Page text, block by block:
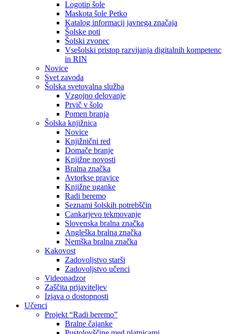
Logotip šole
Maskota šole Petko
Katalog informacij javnega značaja
Šolske poti
Šolski zvonec
Vsešolski pristop razvijanja digitalnih kompetenc
in RIN
Novice
Svet zavoda
Šolska svetovalna služba
Vzgojno delovanje
Prvič v šolo
Pomen branja
Šolska knjižnica
Novice
Knjižnični red
Domače branje
Knjižne novosti
Bralna značka
Avtorkse pravice
Knjižne uganke
Radi beremo
Seznami šolskih potrebščin
Cankarjevo tekmovanje
Slovenska bralna značka
Angleška bralna značka
Nemška bralna značka
Kakovost
Zadovoljstvo starši
Zadovoljstvo učenci
Videonadzor
Zaščita prijaviteljev
Izjava o dostopnosti
Učenci
Projekt “Radi beremo”
Bralne čajanke